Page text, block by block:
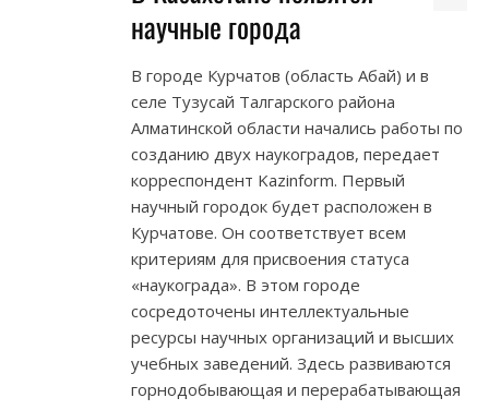
научные города
В городе Курчатов (область Абай) и в
селе Тузусай Талгарского района
Алматинской области начались работы по
созданию двух наукоградов, передает
корреспондент Kazinform. Первый
научный городок будет расположен в
Курчатове. Он соответствует всем
критериям для присвоения статуса
«наукограда». В этом городе
сосредоточены интеллектуальные
ресурсы научных организаций и высших
учебных заведений. Здесь развиваются
горнодобывающая и перерабатывающая